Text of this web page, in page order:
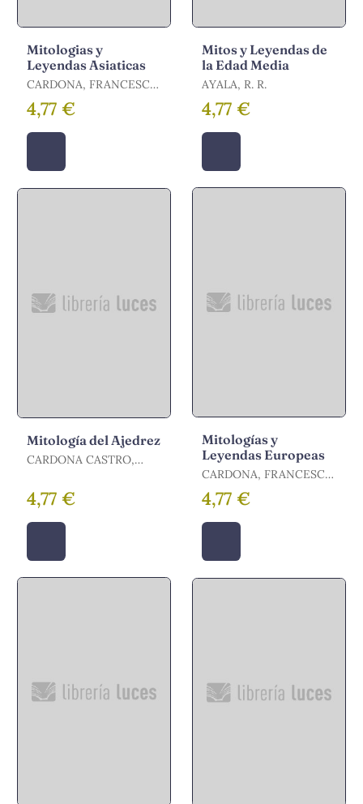
Mitologias y
Leyendas Asiaticas
CARDONA, FRANCESC-
LLUÍS
4,77 €
Mitos y Leyendas de
la Edad Media
AYALA, R. R.
4,77 €
Mitología del Ajedrez
CARDONA CASTRO,
4,77 €
Mitologías y
Leyendas Europeas
CARDONA, FRANCESC-
4,77 €